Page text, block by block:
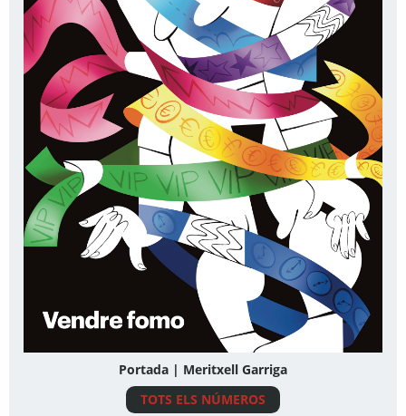
Portada | Meritxell Garriga
TOTS ELS NÚMEROS